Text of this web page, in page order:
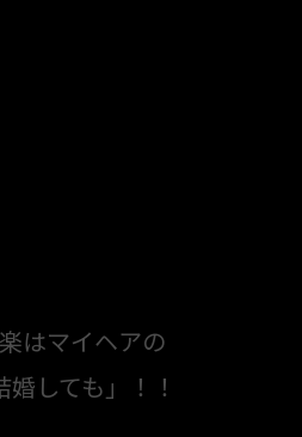
はマイヘアの
婚しても」！！